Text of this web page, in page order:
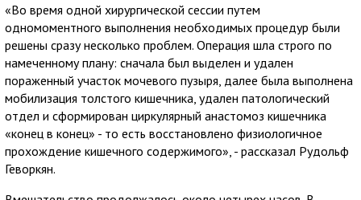
«Во время одной хирургической сессии путем
одномоментного выполнения необходимых процедур были
решены сразу несколько проблем. Операция шла строго по
намеченному плану: сначала был выделен и удален
пораженный участок мочевого пузыря, далее была выполнена
мобилизация толстого кишечника, удален патологический
отдел и сформирован циркулярный анастомоз кишечника
«конец в конец» - то есть восстановлено физиологичное
прохождение кишечного содержимого», - рассказал Рудольф
Геворкян.